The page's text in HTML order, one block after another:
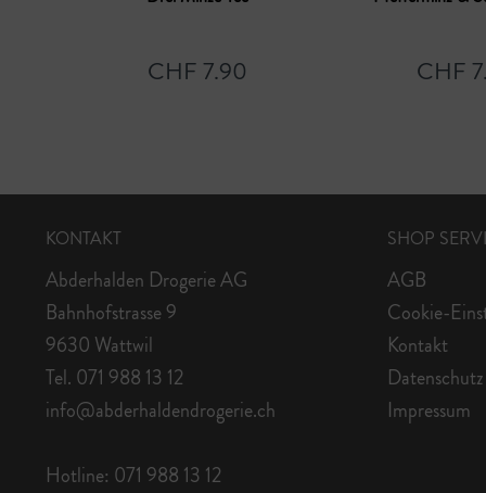
CHF 7.90 CHF
KONTAKT
Abderhalden Drogerie AG
Bahnhofstrasse 9
9630 Wattwil
Tel. 071 988 13 12
info@abderhaldendrogerie.ch
Hotline: 071 988 13 12
SHOP
AGB
Cookie-
Kontakt
Datenschutz
Impressum